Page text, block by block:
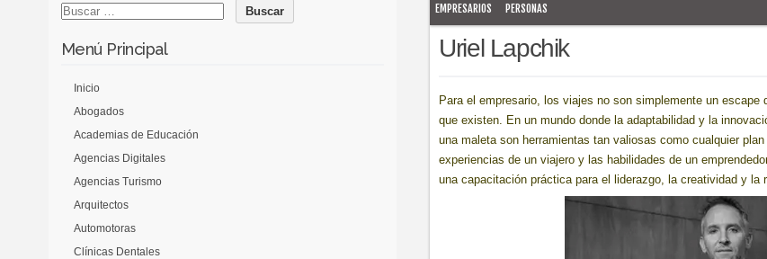
EMPRESARIOS PERSONAS
Uriel Lapchik
Para el empresario, los viajes no son simplemente un
que existen. En un mundo donde la adaptabilidad y la
una maleta son herramientas tan valiosas como cualquier
experiencias de un viajero y las habilidades de un
una capacitación práctica para el liderazgo, la creatividad y la
Menú Principal
Inicio
Abogados
Academias de Educación
Agencias Digitales
Agencias Turismo
Arquitectos
Automotoras
Clínicas Dentales